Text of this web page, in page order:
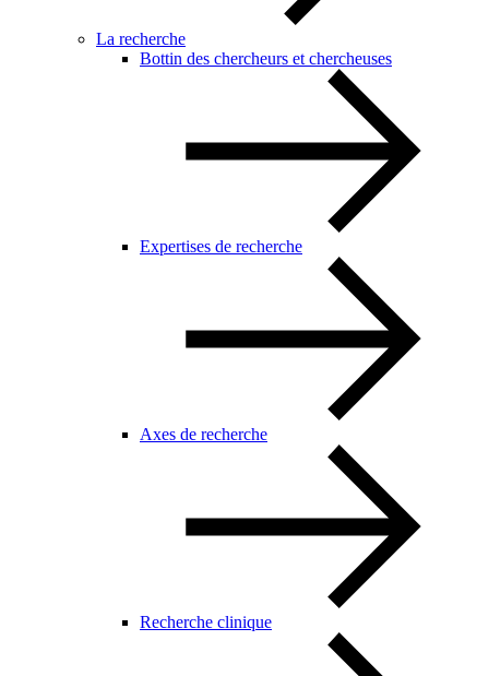
La recherche
Bottin des chercheurs et chercheuses
Expertises de recherche
Axes de recherche
Recherche clinique